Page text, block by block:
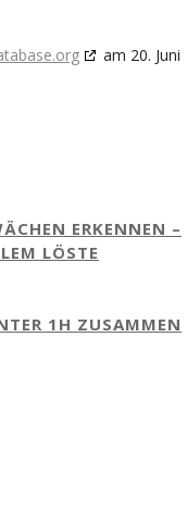
am 20. Juni
ERKENNEN –
LÖSTE
1H ZUSAMMEN